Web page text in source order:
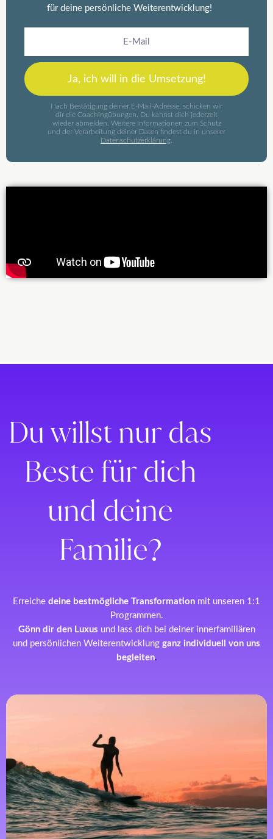
für deine persönliche Weiterentwicklung!
Ja, ich will in die Umsetzung!
Nach Bestätigung deiner E-Mail-Adresse, schicken wir
dir die Coachingübungen. Du kannst dich jederzeit
wieder abmelden. Weitere Informationen zum Schutz
und der Verarbeitung deiner Daten findest du in unserer
Datenschutzerklärung
Du willst nur das
Beste für dich
und deine
Familie?
Erreiche deine bestmögliche Transformation mit unseren 1:1
Programmen.
Gönn dir den Luxus und lass dich bei deiner innerfamiliären
und persönlichen Weiterentwicklung ganz individuell von uns
begleiten.